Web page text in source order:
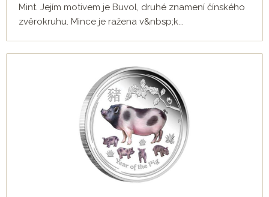
Mint. Jejím motivem je Buvol, druhé znamení čínského
zvěrokruhu. Mince je ražena v&nbsp;k...